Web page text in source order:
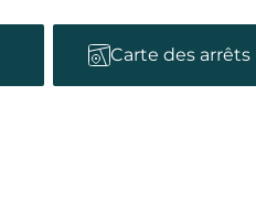
Carte des arrêts